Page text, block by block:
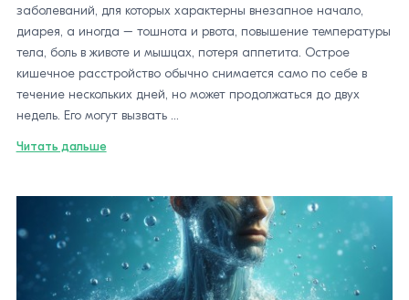
заболеваний, для которых характерны внезапное начало,
диарея, а иногда – тошнота и рвота, повышение температуры
тела, боль в животе и мышцах, потеря аппетита. Острое
кишечное расстройство обычно снимается само по себе в
течение нескольких дней, но может продолжаться до двух
недель. Его могут вызвать ...
Читать дальше